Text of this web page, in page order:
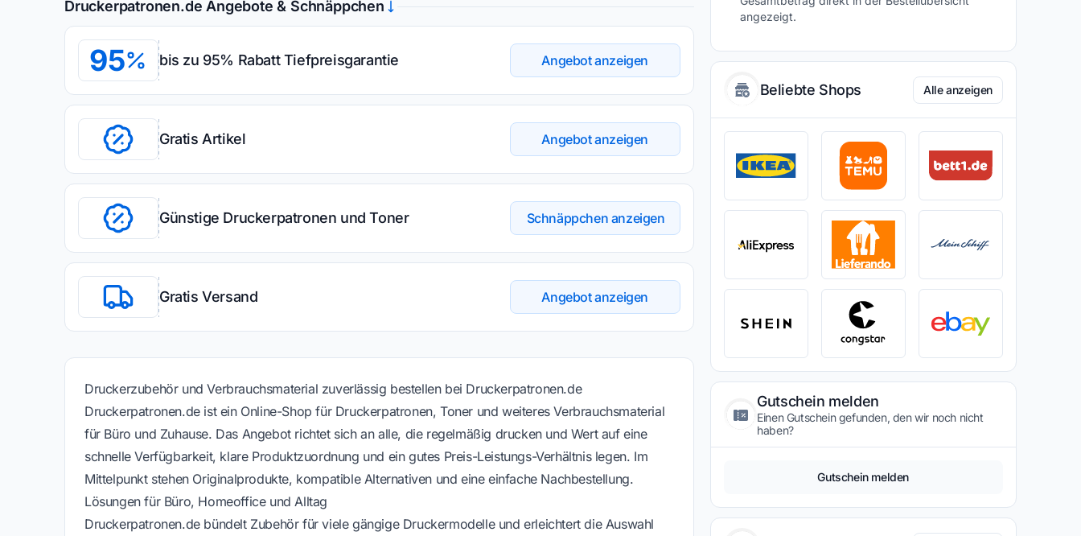
Druckerpatronen.de Angebote & Schnäppchen
95 bis zu 95% Rabatt Tiefpreisgarantie Angebot anzeigen
Gratis Artikel Angebot anzeigen
Günstige Druckerpatronen und Toner Schnäppchen anzeigen
Gratis Versand Angebot anzeigen
Druckerzubehör und Verbrauchsmaterial zuverlässig bestellen bei Druckerpatronen.de
Druckerpatronen.de ist ein Online-Shop für Druckerpatronen, Toner und weiteres Verbrauchsmaterial
für Büro und Zuhause. Das Angebot richtet sich an alle, die regelmäßig drucken und Wert auf eine
schnelle Verfügbarkeit, klare Produktzuordnung und ein gutes Preis-Leistungs-Verhältnis legen. Im
Mittelpunkt stehen Originalprodukte, kompatible Alternativen und eine einfache Nachbestellung.
Lösungen für Büro, Homeoffice und Alltag
Druckerpatronen.de bündelt Zubehör für viele gängige Druckermodelle und erleichtert die Auswahl
angezeigt.
Beliebte Shops Alle anzeigen
Gutschein melden
Einen Gutschein gefunden, den wir noch nicht
haben?
Gutschein melden